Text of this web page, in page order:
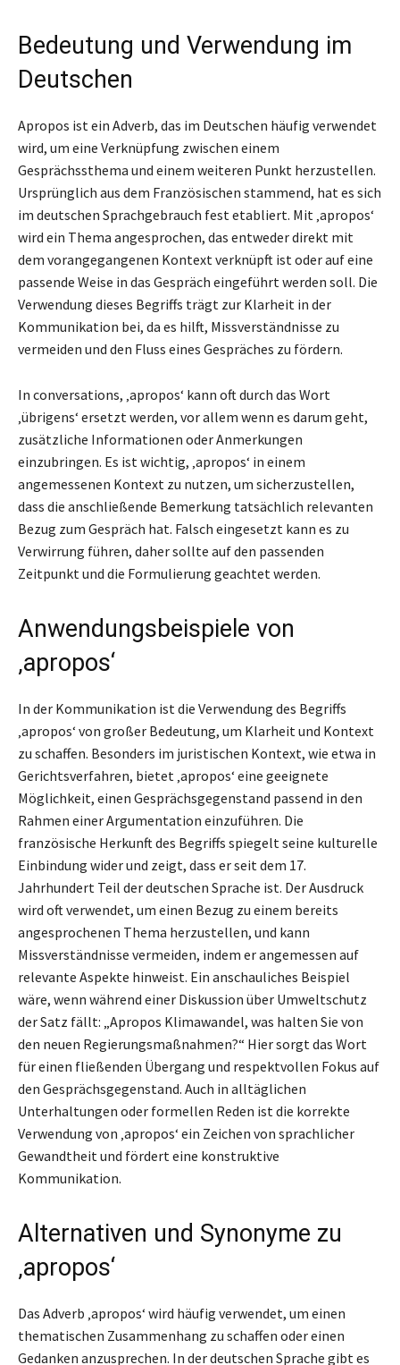
Bedeutung und Verwendung im
Deutschen
Apropos ist ein Adverb, das im Deutschen häufig verwendet
wird, um eine Verknüpfung zwischen einem
Gesprächssthema und einem weiteren Punkt herzustellen.
Ursprünglich aus dem Französischen stammend, hat es sich
im deutschen Sprachgebrauch fest etabliert. Mit ‚apropos‘
wird ein Thema angesprochen, das entweder direkt mit
dem vorangegangenen Kontext verknüpft ist oder auf eine
passende Weise in das Gespräch eingeführt werden soll. Die
Verwendung dieses Begriffs trägt zur Klarheit in der
Kommunikation bei, da es hilft, Missverständnisse zu
vermeiden und den Fluss eines Gespräches zu fördern.
In conversations, ‚apropos‘ kann oft durch das Wort
‚übrigens‘ ersetzt werden, vor allem wenn es darum geht,
zusätzliche Informationen oder Anmerkungen
einzubringen. Es ist wichtig, ‚apropos‘ in einem
angemessenen Kontext zu nutzen, um sicherzustellen,
dass die anschließende Bemerkung tatsächlich relevanten
Bezug zum Gespräch hat. Falsch eingesetzt kann es zu
Verwirrung führen, daher sollte auf den passenden
Zeitpunkt und die Formulierung geachtet werden.
Anwendungsbeispiele von
‚apropos‘
In der Kommunikation ist die Verwendung des Begriffs
‚apropos‘ von großer Bedeutung, um Klarheit und Kontext
zu schaffen. Besonders im juristischen Kontext, wie etwa in
Gerichtsverfahren, bietet ‚apropos‘ eine geeignete
Möglichkeit, einen Gesprächsgegenstand passend in den
Rahmen einer Argumentation einzuführen. Die
französische Herkunft des Begriffs spiegelt seine kulturelle
Einbindung wider und zeigt, dass er seit dem 17.
Jahrhundert Teil der deutschen Sprache ist. Der Ausdruck
wird oft verwendet, um einen Bezug zu einem bereits
angesprochenen Thema herzustellen, und kann
Missverständnisse vermeiden, indem er angemessen auf
relevante Aspekte hinweist. Ein anschauliches Beispiel
wäre, wenn während einer Diskussion über Umweltschutz
der Satz fällt: „Apropos Klimawandel, was halten Sie von
den neuen Regierungsmaßnahmen?“ Hier sorgt das Wort
für einen fließenden Übergang und respektvollen Fokus auf
den Gesprächsgegenstand. Auch in alltäglichen
Unterhaltungen oder formellen Reden ist die korrekte
Verwendung von ‚apropos‘ ein Zeichen von sprachlicher
Gewandtheit und fördert eine konstruktive
Kommunikation.
Alternativen und Synonyme zu
‚apropos‘
Das Adverb ‚apropos‘ wird häufig verwendet, um einen
thematischen Zusammenhang zu schaffen oder einen
Gedanken anzusprechen. In der deutschen Sprache gibt es